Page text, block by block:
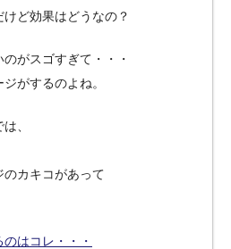
ど効果はどうなの？
がスゴすぎて・・・
がするのよね。
、
カキコがあって
はコレ・・・